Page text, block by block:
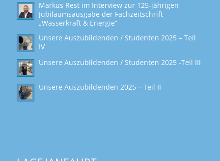
Markus Rest im Interview zur 125-jährigen
Jubiläumsausgabe der Fachzeitschrift
„Wasserkraft & Energie“
Unsere Auszubildenden / Studenten 2025 – Teil
IV
Unsere Auszubildenden / Studenten 2025 -Teil III
Unsere Auszubildenden 2025 – Teil II